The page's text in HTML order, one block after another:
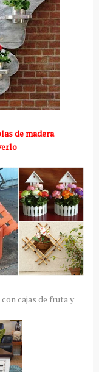
de madera
cajas de fruta y